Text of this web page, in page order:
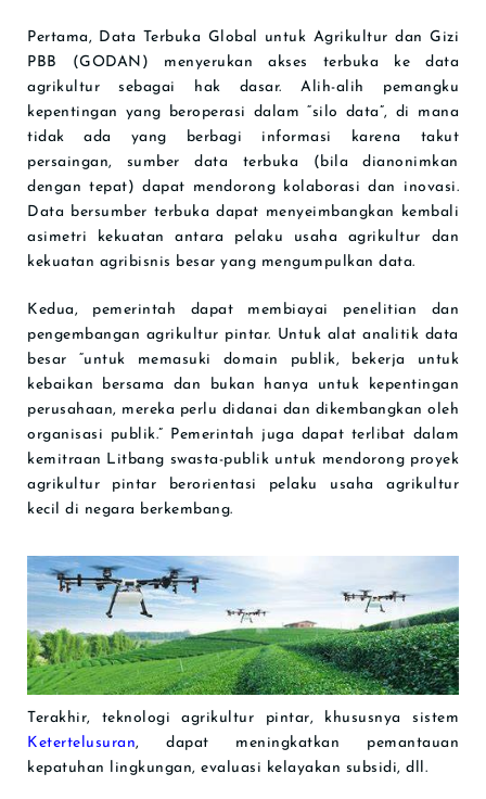
Pertama, Data Terbuka Global untuk Agrikultur dan Gizi
PBB (GODAN) menyerukan akses terbuka ke data
agrikultur sebagai hak dasar. Alih-alih pemangku
kepentingan yang beroperasi dalam “silo data”, di mana
tidak ada yang berbagi informasi karena takut
persaingan, sumber data terbuka (bila dianonimkan
dengan tepat) dapat mendorong kolaborasi dan inovasi.
Data bersumber terbuka dapat menyeimbangkan kembali
asimetri kekuatan antara pelaku usaha agrikultur dan
kekuatan agribisnis besar yang mengumpulkan data.
Kedua, pemerintah dapat membiayai penelitian dan
pengembangan agrikultur pintar. Untuk alat analitik data
besar “untuk memasuki domain publik, bekerja untuk
kebaikan bersama dan bukan hanya untuk kepentingan
perusahaan, mereka perlu didanai dan dikembangkan oleh
organisasi publik.” Pemerintah juga dapat terlibat dalam
kemitraan Litbang swasta-publik untuk mendorong proyek
agrikultur pintar berorientasi pelaku usaha agrikultur
kecil di negara berkembang.
Terakhir, teknologi agrikultur pintar, khususnya sistem
Ketertelusuran, dapat meningkatkan pemantauan
kepatuhan lingkungan, evaluasi kelayakan subsidi, dll.